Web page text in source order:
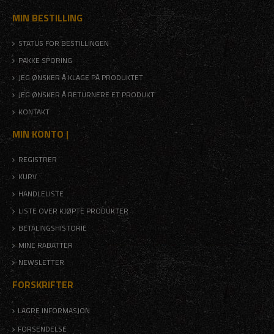
MIN BESTILLING
STATUS FOR BESTILLINGEN
PAKKE SPORING
JEG ØNSKER Å KLAGE PÅ PRODUKTET
JEG ØNSKER Å RETURNERE ET PRODUKT
KONTAKT
MIN KONTO |
REGISTRER
KURV
HANDLELISTE
LISTE OVER KJØPTE PRODUKTER
BETALINGSHISTORIE
MINE RABATTER
NEWSLETTER
FORSKRIFTER
LAGRE INFORMASJON
FORSENDELSE